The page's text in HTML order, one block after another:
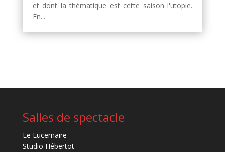
et dont la thématique est cette saison l'utopie.
En...
Salles de spectacle
Le Lucernaire
Studio Hébertot